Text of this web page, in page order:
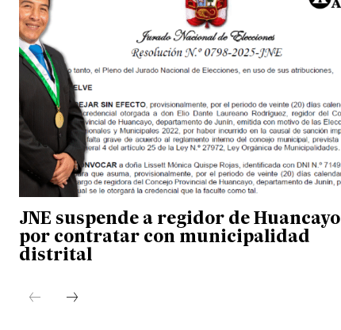
JNE suspende a regidor de Huancayo
por contratar con municipalidad
distrital